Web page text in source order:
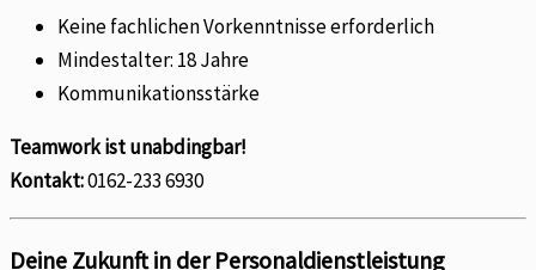
Keine fachlichen Vorkenntnisse erforderlich
Mindestalter: 18 Jahre
Kommunikationsstärke
Teamwork ist unabdingbar!
Kontakt:0162-233 6930
Deine Zukunft in der Personaldienstleistung